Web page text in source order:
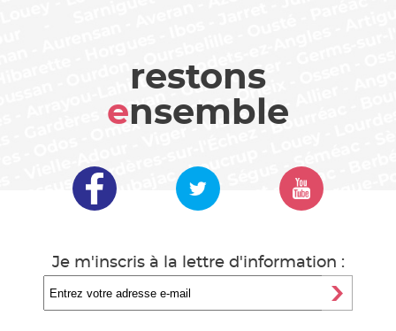
restons
ensemble
Je m'inscris à la lettre d'information :